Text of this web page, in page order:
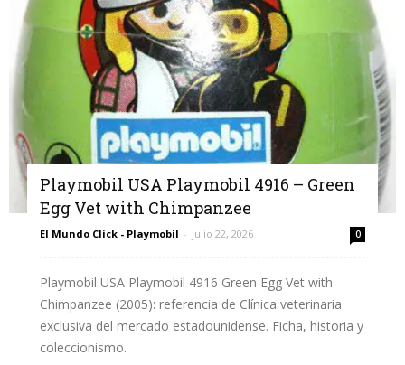
Playmobil USA Playmobil 4916 – Green
Egg Vet with Chimpanzee
El Mundo Click - Playmobil - julio 22, 2026 0
Playmobil USA Playmobil 4916 Green Egg Vet with
Chimpanzee (2005): referencia de Clínica veterinaria
exclusiva del mercado estadounidense. Ficha, historia y
coleccionismo.